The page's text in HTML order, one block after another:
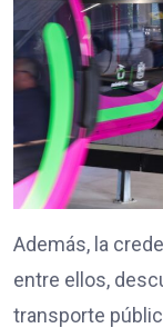
Además, la
entre ellos,
transporte